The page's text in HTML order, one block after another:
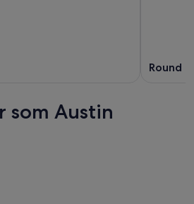
Round
som Austin